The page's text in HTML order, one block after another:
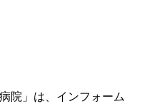
院」は、インフォーム